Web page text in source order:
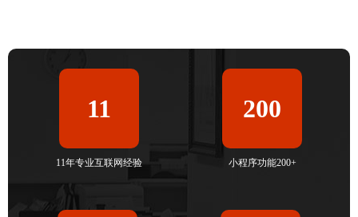
11
11年专业互联网经验
200
小程序功能200+